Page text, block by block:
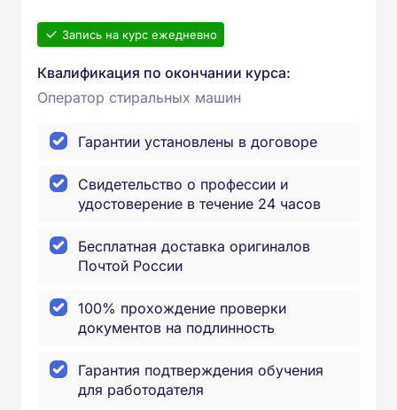
Запись на курс ежедневно
Квалификация по окончании курса:
Оператор стиральных машин
Гарантии установлены в договоре
Свидетельство о профессии и
удостоверение в течение 24 часов
Бесплатная доставка оригиналов
Почтой России
100% прохождение проверки
документов на подлинность
Гарантия подтверждения обучения
для работодателя